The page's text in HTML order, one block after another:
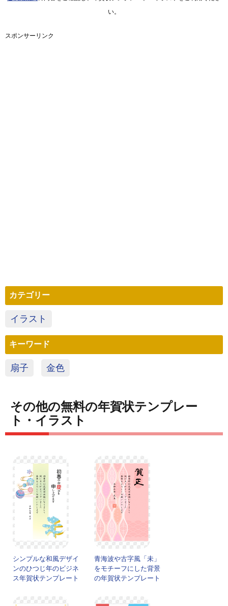
い。
スポンサーリンク
カテゴリー
イラスト
キーワード
扇子 金色
その他の無料の年賀状テンプレー
ト・イラスト
シンプルな和風デザイ
ンのひつじ年のビジネ
ス年賀状テンプレート
青海波や古字風「未」
をモチーフにした背景
の年賀状テンプレート